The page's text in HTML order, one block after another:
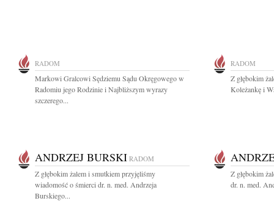
RADOM
Markowi Gralcowi Sędziemu Sądu Okręgowego w
Radomiu jego Rodzinie i Najbliższym wyrazy
szczerego...
RADOM
Z głębokim
Koleżankę i
ANDRZEJ BURSKI RADOM
Z głębokim żalem i smutkiem przyjęliśmy
wiadomość o śmierci dr. n. med. Andrzeja
Burskiego...
Z głębokim
dr. n. med.